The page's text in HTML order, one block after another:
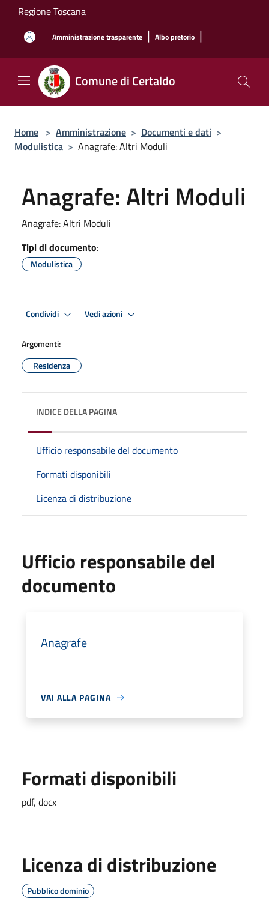
Salta al contenuto principale
Regione Toscana
Amministrazione trasparente | Albo pretorio |
Comune di Certaldo
Home > Amministrazione > Documenti e dati >
Modulistica > Anagrafe: Altri Moduli
Anagrafe: Altri Moduli
Anagrafe: Altri Moduli
Tipi di documento:
Modulistica
Condividi Vedi azioni
Argomenti:
Residenza
INDICE DELLA PAGINA
Ufficio responsabile del documento
Formati disponibili
Licenza di distribuzione
Ufficio responsabile del
documento
Anagrafe
VAI ALLA PAGINA
Formati disponibili
pdf, docx
Licenza di distribuzione
Pubblico dominio